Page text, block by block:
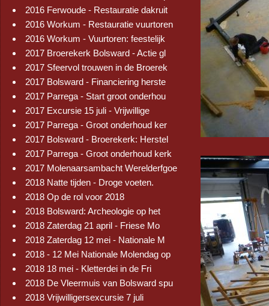
2016 Ferwoude - Restauratie dakruit
2016 Workum - Restauratie vuurtoren
2016 Workum - Vuurtoren: feestelijk
2017 Broerekerk Bolsward - Actie gl
2017 Sfeervol trouwen in de Broerek
2017 Bolsward - Financiering herste
2017 Parrega - Start groot onderhou
2017 Excursie 15 juli - Vrijwillige
2017 Parrega - Groot onderhoud ker
2017 Bolsward - Broerekerk: Herstel
2017 Parrega - Groot onderhoud kerk
2017 Molenaarsambacht Werelderfgoe
2018 Natte tijden - Droge voeten.
2018 Op de rol voor 2018
2018 Bolsward: Archeologie op het
2018 Zaterdag 21 april - Friese Mo
2018 Zaterdag 12 mei - Nationale M
2018 - 12 Mei Nationale Molendag op
2018 18 mei - Kletterdei in de Fri
2018 De Vleermuis van Bolsward spu
2018 Vrijwilligersexcursie 7 juli